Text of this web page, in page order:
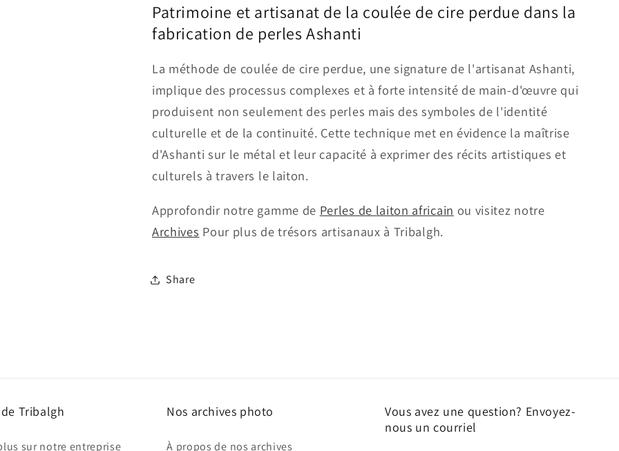
Patrimoine et artisanat de la coulée de cire perdue dans la
fabrication de perles Ashanti
La méthode de coulée de cire perdue, une signature de l'artisanat Ashanti,
implique des processus complexes et à forte intensité de main-d'œuvre qui
produisent non seulement des perles mais des symboles de l'identité
culturelle et de la continuité. Cette technique met en évidence la maîtrise
d'Ashanti sur le métal et leur capacité à exprimer des récits artistiques et
culturels à travers le laiton.
Approfondir notre gamme de Perles de laiton africain ou visitez notre
Archives Pour plus de trésors artisanaux à Tribalgh.
Share
Tribalgh
sur notre entreprise
Nos archives photo
À propos de nos archives
Vous avez une question? Envoyez-
nous un courriel